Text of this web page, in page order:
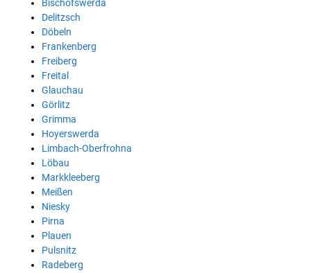
Bischofswerda
Delitzsch
Döbeln
Frankenberg
Freiberg
Freital
Glauchau
Görlitz
Grimma
Hoyerswerda
Limbach-Oberfrohna
Löbau
Markkleeberg
Meißen
Niesky
Pirna
Plauen
Pulsnitz
Radeberg